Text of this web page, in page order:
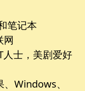
笔记本
网
士，美剧爱好
Windows、